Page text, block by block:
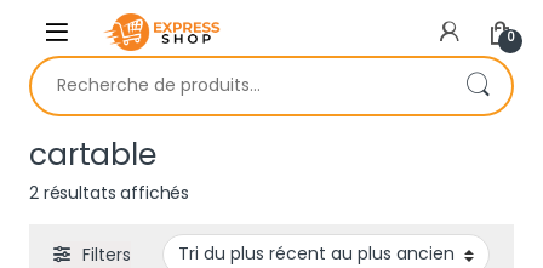
Skip to navigation
Skip to content
0
Recherche pour :
cartable
2 résultats affichés
Filters